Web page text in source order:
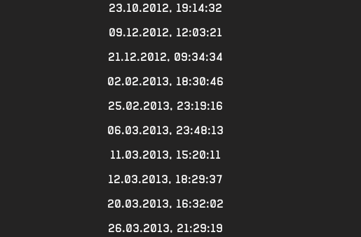
23.10.2012, 19:14:32
09.12.2012, 12:03:21
21.12.2012, 09:34:34
02.02.2013, 18:30:46
25.02.2013, 23:19:16
06.03.2013, 23:48:13
11.03.2013, 15:20:11
12.03.2013, 18:29:37
20.03.2013, 16:32:02
26.03.2013, 21:29:19